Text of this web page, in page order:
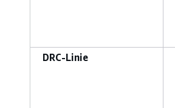
DRC-Linie